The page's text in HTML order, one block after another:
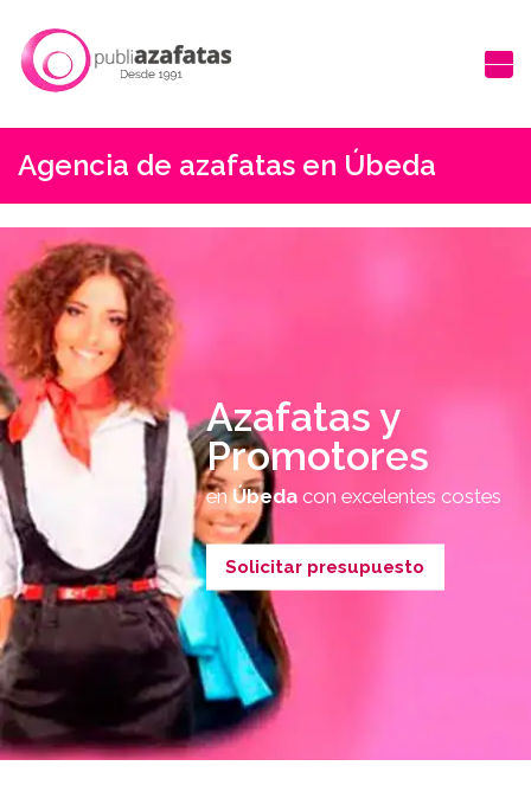
Agencia de azafatas en Úbeda
Azafatas y
Promotores
enÚbedacon excelentes costes
Solicitar presupuesto